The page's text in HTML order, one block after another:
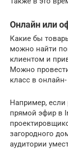
Онлайн или
Какие бы
можно найти
клиентом и
Можно
класс в
Например, если
прямой эфир в
загородного
аудитории